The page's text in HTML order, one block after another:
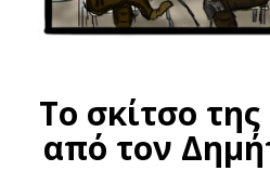
Το σκίτσο
από τον